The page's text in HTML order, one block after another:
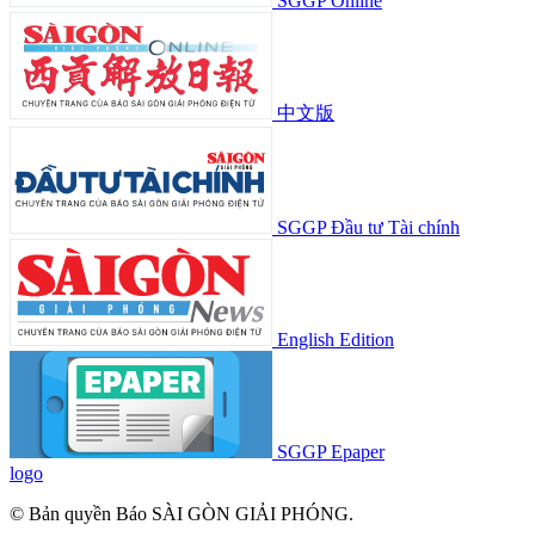
中文版
SGGP Đầu tư Tài chính
English Edition
SGGP Epaper
logo
© Bản quyền Báo SÀI GÒN GIẢI PHÓNG.